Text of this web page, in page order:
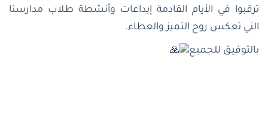
ترقبوا في الأيام القادمة إبداعات وأنشطة طلاب مدارسنا
التي تعكس روح التميز والعطاء.
بالتوفيق للجميع